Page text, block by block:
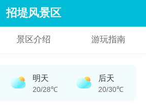
招堤风景区
景区介绍 游玩指南
明天
20/28℃
后天
20/30℃